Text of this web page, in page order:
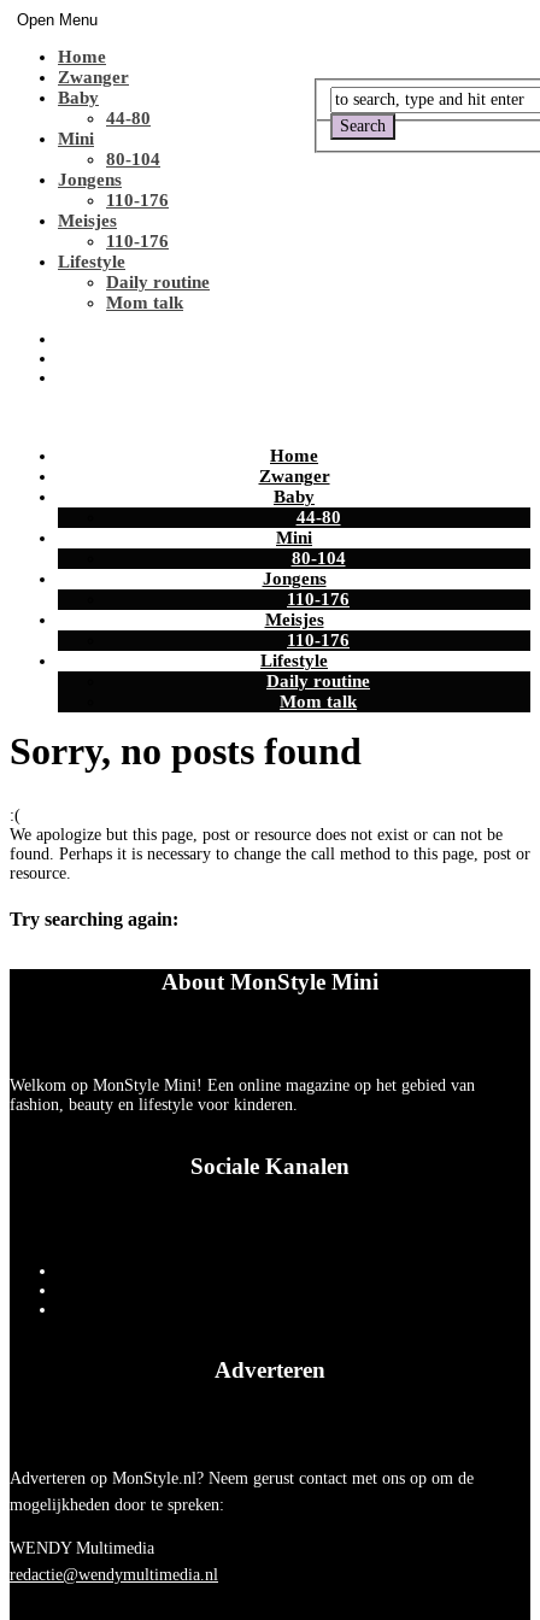
Open Menu
Home
Zwanger
Baby
44-80
Mini
80-104
Jongens
110-176
Meisjes
110-176
Lifestyle
Daily routine
Mom talk
Home
Zwanger
Baby
44-80
Mini
80-104
Jongens
110-176
Meisjes
110-176
Lifestyle
Daily routine
Mom talk
Sorry, no posts found
:(
We apologize but this page, post or resource does not exist or can not be
found. Perhaps it is necessary to change the call method to this page, post or
resource.
Try searching again:
About MonStyle Mini
Welkom op MonStyle Mini! Een online magazine op het gebied van
fashion, beauty en lifestyle voor kinderen.
Sociale Kanalen
Adverteren
Adverteren op MonStyle.nl? Neem gerust contact met ons op om de
mogelijkheden door te spreken:
WENDY Multimedia
redactie@wendymultimedia.nl